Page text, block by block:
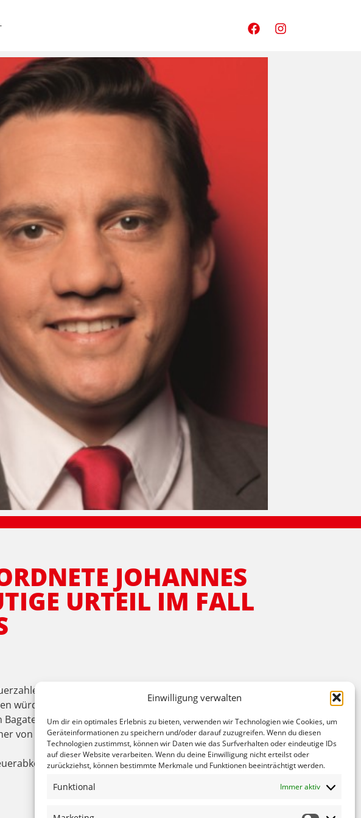
Einwilligung verwalten
Um dir ein optimales Erlebnis zu bieten, verwenden wir Technologien wie Cookies, um
Geräteinformationen zu speichern und/oder darauf zuzugreifen. Wenn du diesen
Technologien zustimmst, können wir Daten wie das Surfverhalten oder eindeutige IDs
auf dieser Website verarbeiten. Wenn du deine Einwilligung nicht erteilst oder
zurückziehst, können bestimmte Merkmale und Funktionen beeinträchtigt werden.
Funktional Immer aktiv
JOHANNES
URTEIL IM FALL H
im Land an, dass auch Prominenz nicht vor Strafe
würden“ so Fechner.
von Steuersündern dazu führen, dass diese
von fünf auf 10 Jahre verlängert werden. Steuerbetrüger
mit der Schweiz gestoppt wurde. Nur deshalb sei